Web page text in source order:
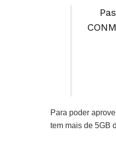
Para poder
tem mais de 5GB